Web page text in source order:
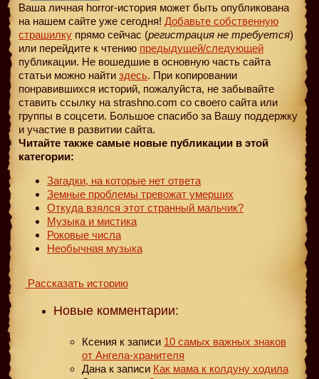
Ваша личная horror-история может быть опубликована
на нашем сайте уже сегодня! Добавьте собственную
страшилку прямо сейчас (регистрация не требуется)
или перейдите к чтению предыдущей/следующей
публикации. Не вошедшие в основную часть сайта
статьи можно найти здесь. При копировании
понравившихся историй, пожалуйста, не забывайте
ставить ссылку на strashno.com со своего сайта или
группы в соцсети. Большое спасибо за Вашу поддержку
и участие в развитии сайта.
Читайте также самые новые публикации в этой
категории:
Загадки, на которые нет ответа
Земные проблемы тревожат умерших
Откуда взялся этот странный мальчик?
Музыка и мистика
Роковые числа
Необычная музыка
Рассказать историю
Новые комментарии:
Ксения к записи 10 самых важных знаков
от Ангела-хранителя
Дана к записи Как мама к колдуну ходила